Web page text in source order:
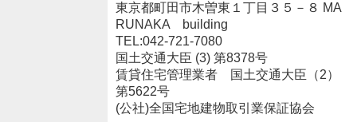
東京都町田市木曽東１丁目３５－８ MA
RUNAKA building
TEL:042-721-7080
国土交通大臣 (3) 第8378号
賃貸住宅管理業者 国土交通大臣（2）
第5622号
(公社)全国宅地建物取引業保証協会